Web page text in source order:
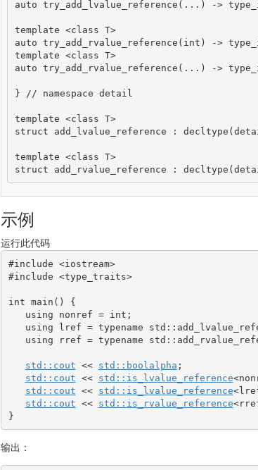
auto try_add_lvalue_reference ( ... ) ->
template <class T>
auto try_add_rvalue_reference ( int ) ->
template <class T>
auto try_add_rvalue_reference ( ... ) ->
} // namespace detail
template <class T>
struct add_lvalue_reference : decltype (
template <class T>
struct add_rvalue_reference : decltype (
示例
运行此代码
#include <iostream>
#include <type_traits>
int main ( )
{
using nonref = int ;
using lref = typename std ::
using rref = typename std ::
std:: cout << std:: boolalpha ;
std:: cout << std:: is_lvalue_reference<
std:: cout << std:: is_lvalue_reference<
std:: cout << std:: is_rvalue_reference<
}
输出：